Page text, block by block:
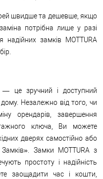
швидше та дешевше, якщо
потрібна лише у разі
замків MOTTURA
— це зручний і доступний
Незалежно від того, чи
орендарів, завершення
ключа, Ви можете
дверях самостійно або
Замки MOTTURA з
простоту і надійність
заощадити час і кошти,